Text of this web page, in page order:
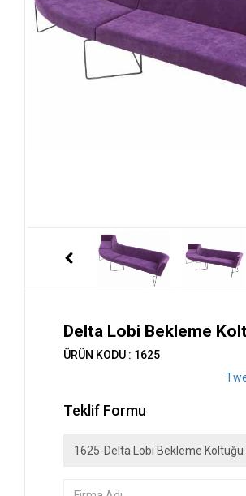
Delta Lobi Bekleme
ÜRÜN KODU : 1625
Teklif Formu